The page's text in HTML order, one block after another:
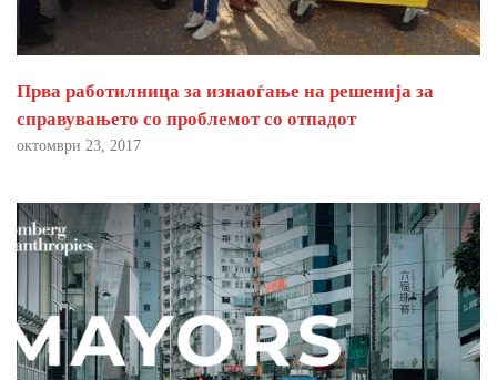
Прва работилница за изнаоѓање на решенија за
справувањето со проблемот со отпадот
октомври 23, 2017